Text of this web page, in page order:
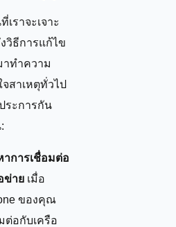
เราจะเจาะ
วิธีการแก้ไข
าทำความ
จสาเหตุทั่วไป
ระการกัน
การเชื่อมต่อ
ข่าย เมื่อ
ของคุณ
ต่อกับเครือ